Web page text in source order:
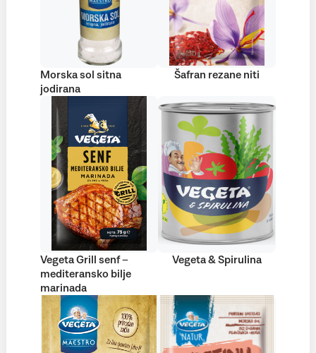
Morska sol sitna
jodirana
Šafran rezane niti
Vegeta Grill senf –
mediteransko bilje
marinada
Vegeta & Spirulina